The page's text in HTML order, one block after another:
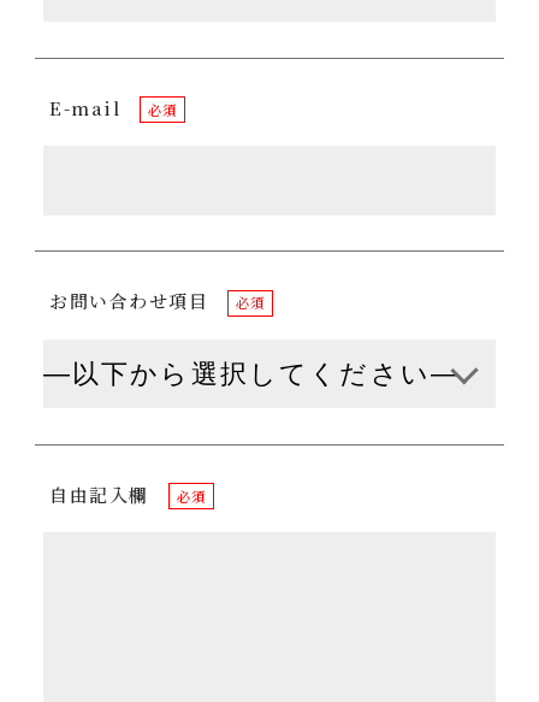
E-mail 必須
お問い合わせ項目 必須
自由記入欄 必須